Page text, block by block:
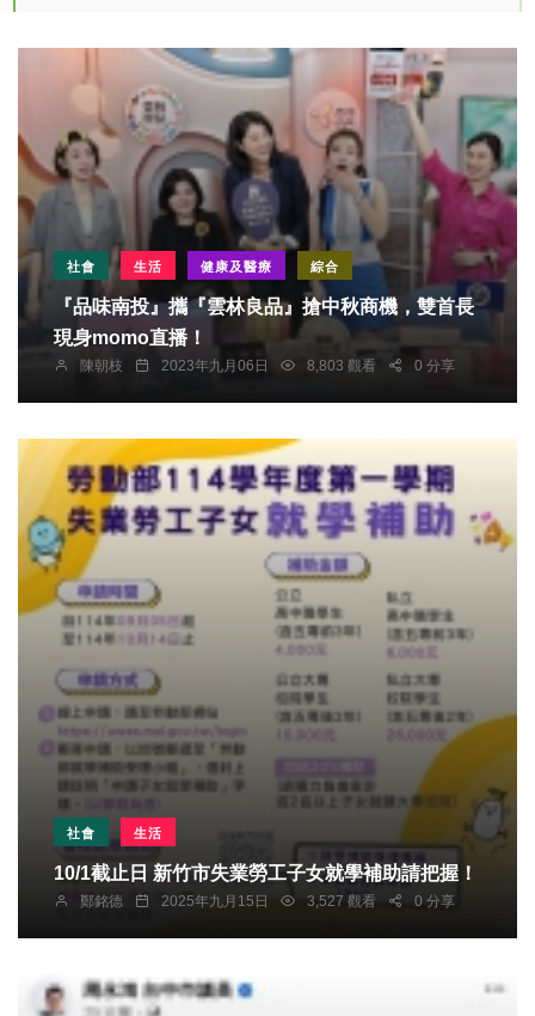
社會 生活 健康及醫療 綜合
『品味南投』攜『雲林良品』搶中秋商機，雙首長
現身momo直播！
陳朝枝 2023年九月06日 8,803 觀看 0 分享
社會 生活
10/1截止日 新竹市失業勞工子女就學補助請把握！
鄭銘德 2025年九月15日 3,527 觀看 0 分享